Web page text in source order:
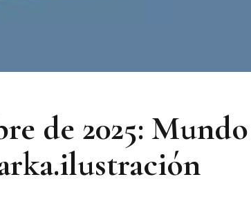
de 2025: Mundo